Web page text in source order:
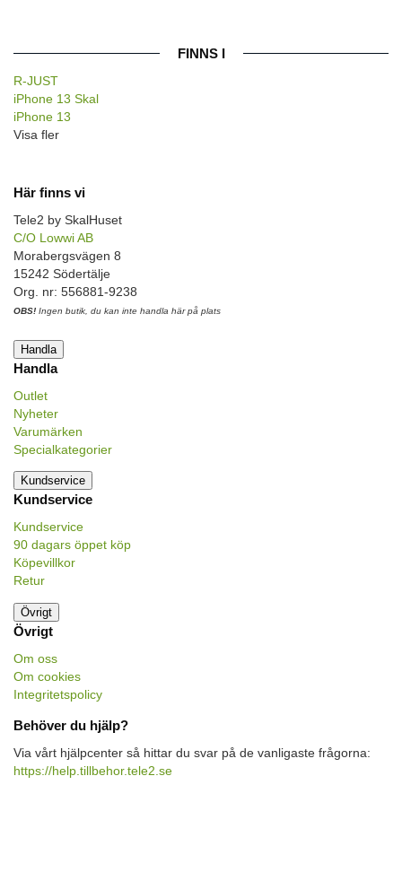
FINNS I
R-JUST
iPhone 13 Skal
iPhone 13
Visa fler
Här finns vi
Tele2 by SkalHuset
C/O Lowwi AB
Morabergsvägen 8
15242 Södertälje
Org. nr: 556881-9238
OBS! Ingen butik, du kan inte handla här på plats
Handla
Handla
Outlet
Nyheter
Varumärken
Specialkategorier
Kundservice
Kundservice
Kundservice
90 dagars öppet köp
Köpevillkor
Retur
Övrigt
Övrigt
Om oss
Om cookies
Integritetspolicy
Behöver du hjälp?
Via vårt hjälpcenter så hittar du svar på de vanligaste frågorna:
https://help.tillbehor.tele2.se